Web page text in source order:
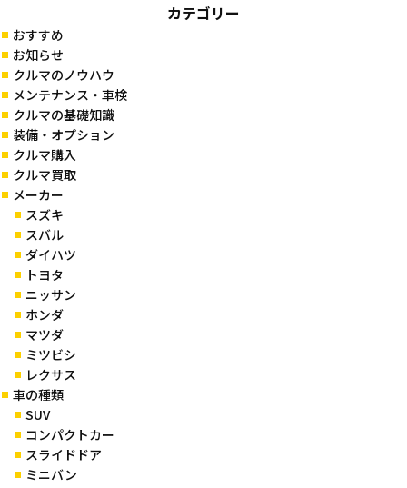
カテゴリー
おすすめ
お知らせ
クルマのノウハウ
メンテナンス・車検
クルマの基礎知識
装備・オプション
クルマ購入
クルマ買取
メーカー
スズキ
スバル
ダイハツ
トヨタ
ニッサン
ホンダ
マツダ
ミツビシ
レクサス
車の種類
SUV
コンパクトカー
スライドドア
ミニバン